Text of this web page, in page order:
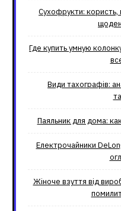
Сухофрукти: користь,
Где купить умную
Види тахографів:
Паяльник для дома:
Електрочайники
Жіноче взуття від